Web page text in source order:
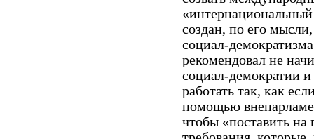
создан, по его
социал-
рекомендовал не
социал-демократии и
работать так, как
помощью
чтобы «поставить на